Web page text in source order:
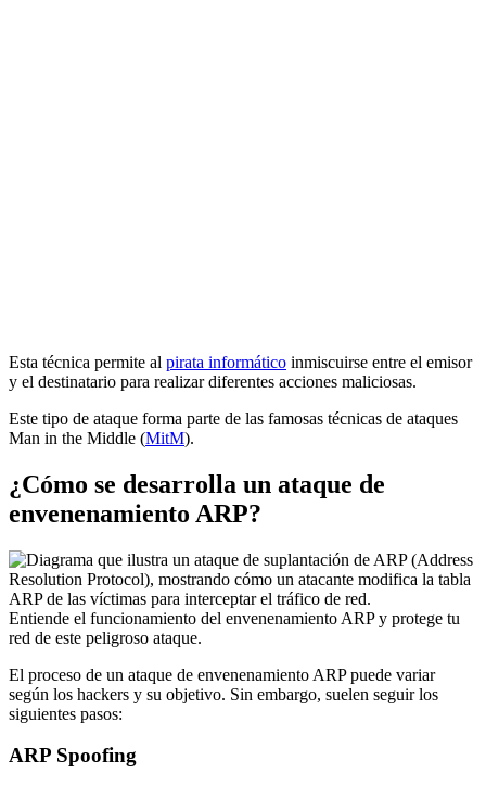
Esta técnica permite al pirata informático inmiscuirse entre el emisor
y el destinatario para realizar diferentes acciones maliciosas.
Este tipo de ataque forma parte de las famosas técnicas de ataques
Man in the Middle (MitM).
¿Cómo se desarrolla un ataque de
envenenamiento ARP?
Entiende el funcionamiento del envenenamiento ARP y protege tu
red de este peligroso ataque.
El proceso de un ataque de envenenamiento ARP puede variar
según los hackers y su objetivo. Sin embargo, suelen seguir los
siguientes pasos:
ARP Spoofing